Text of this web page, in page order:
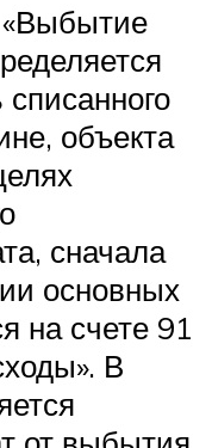
«Выбытие
объекта
сначала
основных
на счете 91
В